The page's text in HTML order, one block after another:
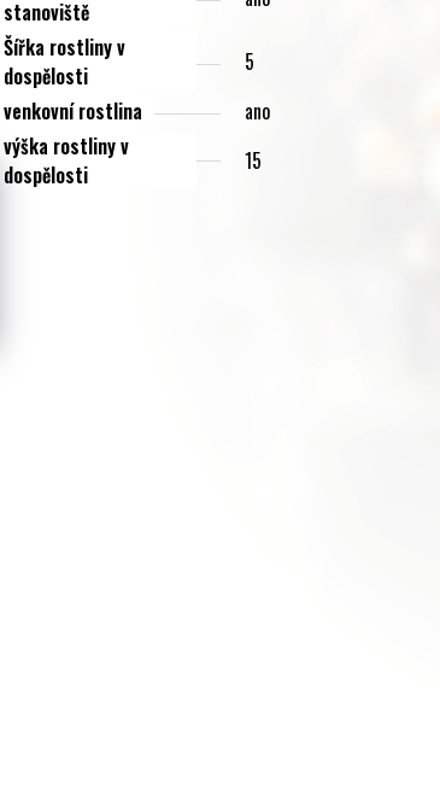
stanoviště
Šířka rostliny v
dospělosti
5
venkovní rostlina
ano
výška rostliny v
dospělosti
15